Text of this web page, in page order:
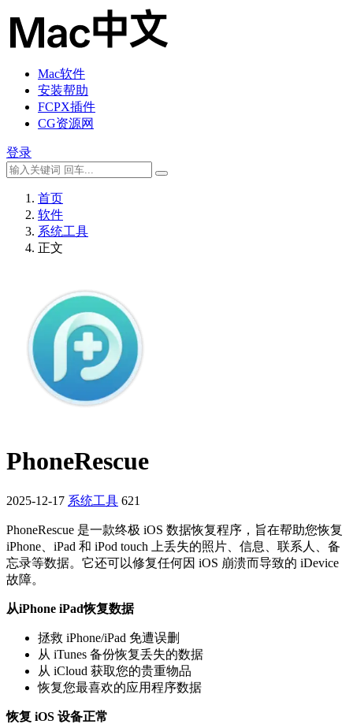
Mac软件
安装帮助
FCPX插件
CG资源网
登录
首页
软件
系统工具
正文
PhoneRescue
2025-12-17 系统工具 621
PhoneRescue 是一款终极 iOS 数据恢复程序，旨在帮助您恢复
iPhone、iPad 和 iPod touch 上丢失的照片、信息、联系人、备
忘录等数据。它还可以修复任何因 iOS 崩溃而导致的 iDevice
故障。
从iPhone iPad恢复数据
拯救 iPhone/iPad 免遭误删
从 iTunes 备份恢复丢失的数据
从 iCloud 获取您的贵重物品
恢复您最喜欢的应用程序数据
恢复 iOS 设备正常